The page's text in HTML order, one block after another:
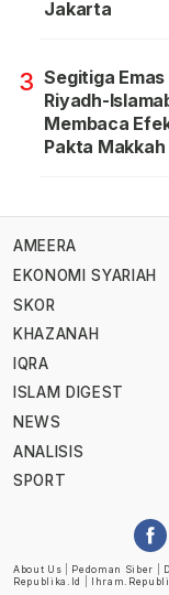
Jakarta
3 Segitiga
Riyadh-
Membaca
Pakta
AMEERA
EKONOMI SYARIAH
SKOR
KHAZANAH
IQRA
ISLAM DIGEST
NEWS
ANALISIS
SPORT
About Us Pedoman Siber
Republika.id